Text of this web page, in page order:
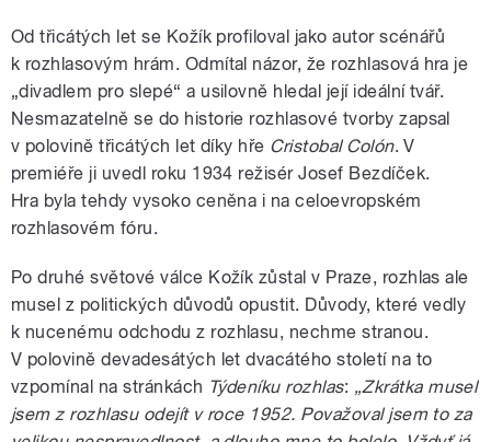
Od třicátých let se Kožík profiloval jako autor scénářů
k rozhlasovým hrám. Odmítal názor, že rozhlasová hra je
„divadlem pro slepé“ a usilovně hledal její ideální tvář.
Nesmazatelně se do historie rozhlasové tvorby zapsal
v polovině třicátých let díky hře Cristobal Colón. V
premiéře ji uvedl roku 1934 režisér Josef Bezdíček.
Hra byla tehdy vysoko ceněna i na celoevropském
rozhlasovém fóru.
Po druhé světové válce Kožík zůstal v Praze, rozhlas ale
musel z politických důvodů opustit. Důvody, které vedly
k nucenému odchodu z rozhlasu, nechme stranou.
V polovině devadesátých let dvacátého století na to
vzpomínal na stránkách Týdeníku rozhlas: „Zkrátka musel
jsem z rozhlasu odejít v roce 1952. Považoval jsem to za